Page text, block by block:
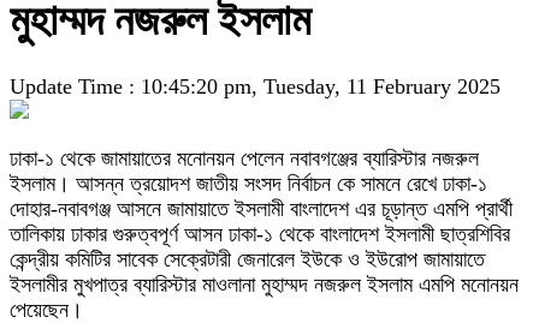
মুহাম্মদ নজরুল ইসলাম
Update Time : 10:45:20 pm, Tuesday, 11 February 2025
ঢাকা-১ থেকে জামায়াতের মনোনয়ন পেলেন নবাবগঞ্জের ব্যারিস্টার নজরুল
ইসলাম। আসন্ন ত্রয়োদশ জাতীয় সংসদ নির্বাচন কে সামনে রেখে ঢাকা-১
দোহার-নবাবগঞ্জ আসনে জামায়াতে ইসলামী বাংলাদেশ এর চূড়ান্ত এমপি প্রার্থী
তালিকায় ঢাকার গুরুত্বপূর্ণ আসন ঢাকা-১ থেকে বাংলাদেশ ইসলামী ছাত্রশিবির
কেন্দ্রীয় কমিটির সাবেক সেক্রেটারী জেনারেল ইউকে ও ইউরোপ জামায়াতে
ইসলামীর মুখপাত্র ব্যারিস্টার মাওলানা মুহাম্মদ নজরুল ইসলাম এমপি মনোনয়ন
পেয়েছেন।